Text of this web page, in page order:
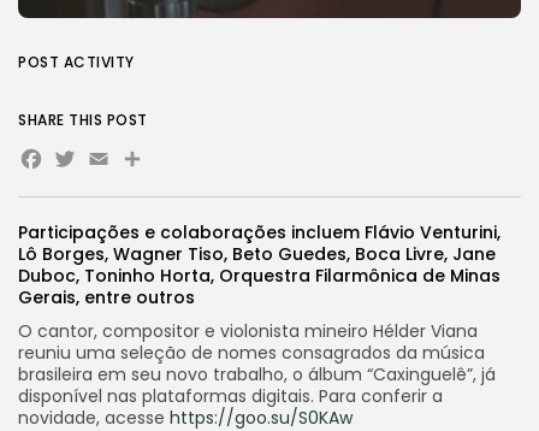
Participações e colaborações incluem Flávio Venturini,
Lô Borges, Wagner Tiso, Beto Guedes, Boca Livre, Jane
Duboc, Toninho Horta, Orquestra Filarmônica de Minas
Gerais, entre outros
O cantor, compositor e violonista mineiro Hélder Viana
reuniu uma seleção de nomes consagrados da música
brasileira em seu novo trabalho, o álbum “Caxinguelê”, já
disponível nas plataformas digitais. Para conferir a
novidade, acesse https://goo.su/S0KAw
POST ACTIVITY
SHARE THIS POST
Facebook
Twitter
EmailShare